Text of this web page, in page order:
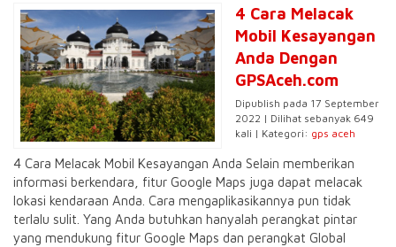
4 Cara Melacak
Mobil Kesayangan
Anda Dengan
GPSAceh.com
Dipublish pada 17 September
2022 | Dilihat sebanyak 649
kali | Kategori: gps aceh
4 Cara Melacak Mobil Kesayangan Anda Selain memberikan
informasi berkendara, fitur Google Maps juga dapat melacak
lokasi kendaraan Anda. Cara mengaplikasikannya pun tidak
terlalu sulit. Yang Anda butuhkan hanyalah perangkat pintar
yang mendukung fitur Google Maps dan perangkat Global